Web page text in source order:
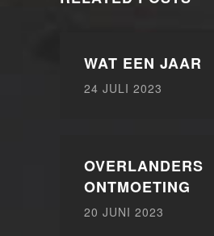
WAT EEN JAAR
24 JULI 2023
OVERLANDERS
ONTMOETING
20 JUNI 2023